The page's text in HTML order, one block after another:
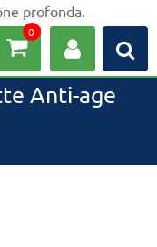
profonda.
0
Anti-age